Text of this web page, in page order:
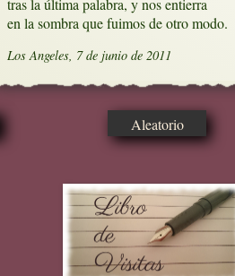
tras la última palabra, y nos entierra
en la sombra que fuimos de otro modo.
Los Angeles, 7 de junio de 2011
Aleatorio